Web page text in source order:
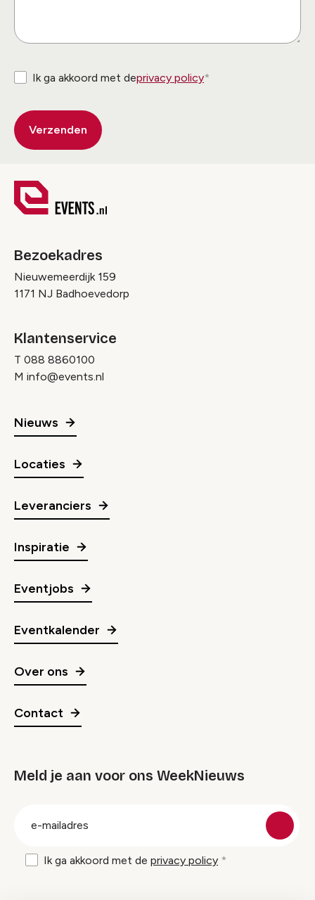
Ik ga akkoord met deprivacy policy
Bezoekadres
Nieuwemeerdijk 159
1171 NJ Badhoevedorp
Klantenservice
T 088 8860100
M info@events.nl
Nieuws
Locaties
Leveranciers
Inspiratie
Eventjobs
Eventkalender
Over ons
Contact
Meld je aan voor ons WeekNieuws
Ik ga akkoord met de privacy policy